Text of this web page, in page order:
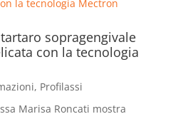
sopragengivale
con la tecnologia
, Profilassi
Marisa Roncati mostra